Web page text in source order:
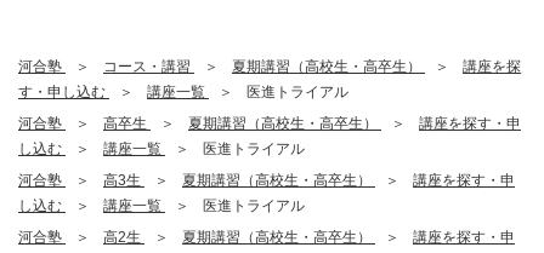
河合塾 コース・講習 夏期講習（高校生・高卒生）
講座を探
す・申し込む
講座一覧
医進トライアル
河合塾
高卒生 夏期講習（高校生・高卒生）
講座を探す・申
し込む
講座一覧
医進トライアル
河合塾
高3生 夏期講習（高校生・高卒生）
講座を探す・申
し込む
講座一覧
医進トライアル
河合塾
高2生 夏期講習（高校生・高卒生）
講座を探す・申